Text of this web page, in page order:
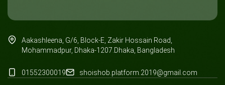
Aakashleena, G/6, Block-E, Zakir Hossain Road,
Mohammadpur, Dhaka-1207.Dhaka, Bangladesh
01552300019 shoishob.platform.2019@gmail.com